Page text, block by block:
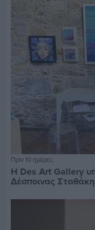
Πριν 10 ημέρες
Η Des Art Gallery
Δέσποινας Σταθάκη